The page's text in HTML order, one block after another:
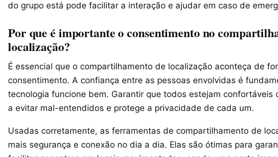
do grupo está pode facilitar a interação e ajudar em caso de
Por que é importante o consentimento no
localização?
É essencial que o compartilhamento de localização aconteça de
consentimento. A confiança entre as pessoas envolvidas é
tecnologia funcione bem. Garantir que todos estejam confortáveis
a evitar mal-entendidos e protege a privacidade de cada um.
Usadas corretamente, as ferramentas de compartilhamento de
mais segurança e conexão no dia a dia. Elas são ótimas para